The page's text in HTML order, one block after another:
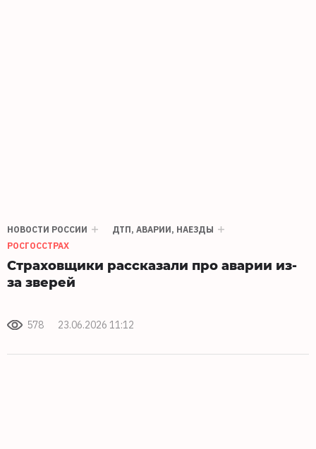
НОВОСТИ РОССИИ
ДТП, АВАРИИ, НАЕЗДЫ
РОСГОССТРАХ
Страховщики рассказали про аварии из-
за зверей
578 23.06.2026 11:12